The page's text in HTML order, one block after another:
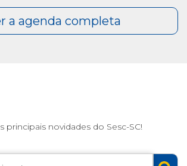
principais novidades do Sesc-SC!